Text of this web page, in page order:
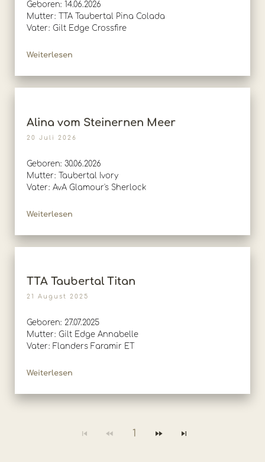
Geboren: 14.06.2026
Mutter: TTA Taubertal Pina Colada
Vater: Gilt Edge Crossfire
Weiterlesen
Alina vom Steinernen Meer
20 Juli 2026
Geboren: 30.06.2026
Mutter: Taubertal Ivory
Vater: AvA Glamour's Sherlock
Weiterlesen
TTA Taubertal Titan
21 August 2025
Geboren: 27.07.2025
Mutter: Gilt Edge Annabelle
Vater: Flanders Faramir ET
Weiterlesen
1